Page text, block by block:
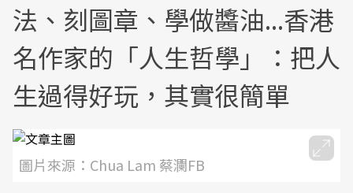
法、刻圖章、學做醬油...香港
名作家的「人生哲學」：把人
生過得好玩，其實很簡單
圖片來源：Chua Lam 蔡瀾FB